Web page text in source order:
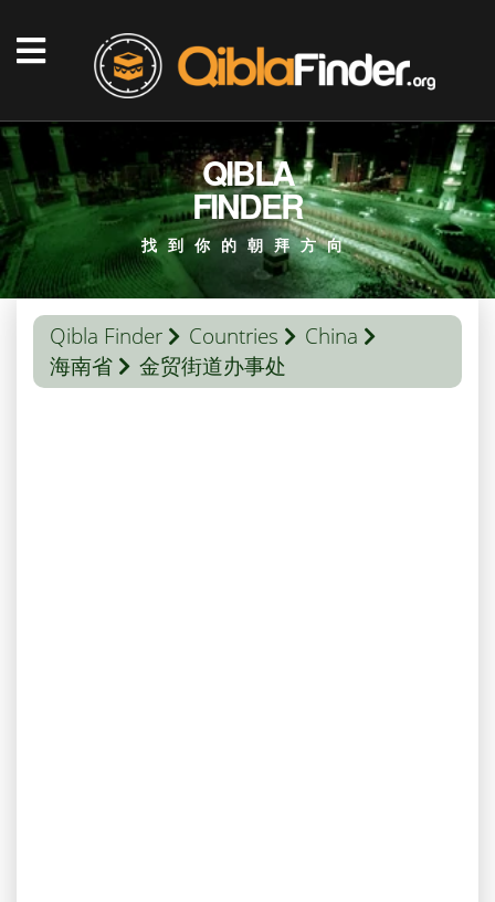
QIBLA
FINDER
找到你的朝拜方向
Qibla Finder Countries
China
海南省
金贸街道办事处